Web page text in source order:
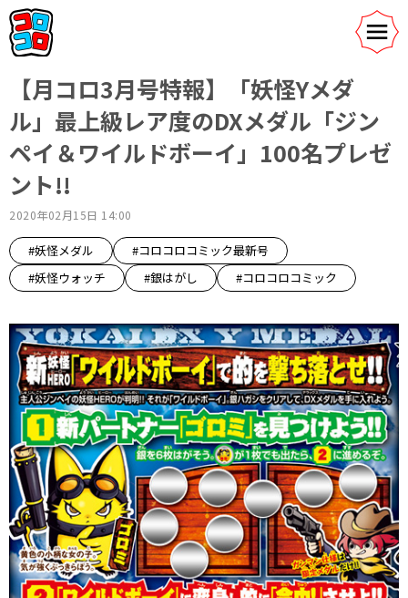
【月コロ3月号特報】「妖怪Yメダ
ル」最上級レア度のDXメダル「ジン
ペイ＆ワイルドボーイ」100名プレゼ
ント!!
2020年02月15日 14:00
#妖怪メダル
#コロコロコミック最新号
#妖怪ウォッチ
#銀はがし #コロコロコミック